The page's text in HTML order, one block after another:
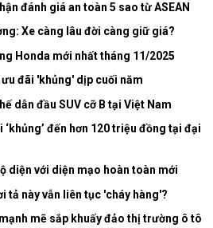
đánh giá an toàn 5 sao từ ASEAN
Xe càng lâu đời càng giữ giá?
Honda mới nhất tháng 11/2025
đãi 'khủng' dịp cuối năm
dẫn đầu SUV cỡ B tại Việt Nam
‘khủng’ đến hơn 120 triệu đồng tại đại
diện với diện mạo hoàn toàn mới
tả này vẫn liên tục 'cháy hàng'?
mẽ sắp khuấy đảo thị trường ô tô